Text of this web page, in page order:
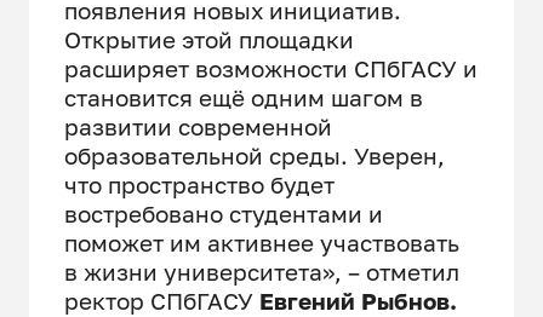
появления новых инициатив.
Открытие этой площадки
расширяет возможности СПбГАСУ и
становится ещё одним шагом в
развитии современной
образовательной среды. Уверен,
что пространство будет
востребовано студентами и
поможет им активнее участвовать
в жизни университета», – отметил
ректор СПбГАСУ Евгений Рыбнов.